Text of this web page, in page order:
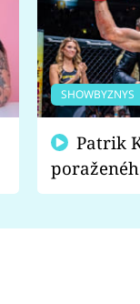
SHOWBYZNYS
fanoušci